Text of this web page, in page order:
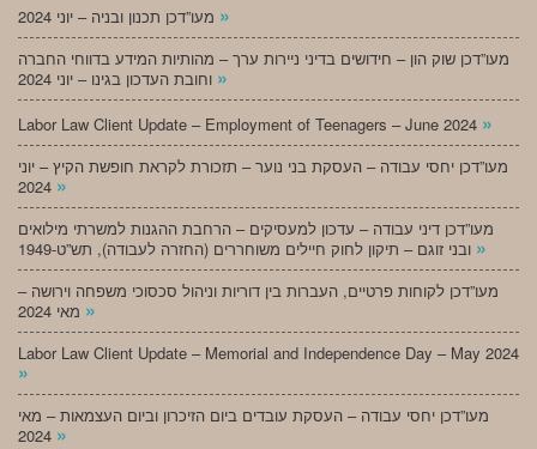
»
מעו”דכן שוק הון – חידושים בדיני ניירות ערך – מהותיות המידע בדווחי החברה
»
Labor Law Client Update – Employment of Teenagers – June 2024 »
מעו”דכן יחסי עבודה – העסקת בני נוער – תזכורת לקראת חופשת הקיץ – יוני
»
מעו”דכן דיני עבודה – עדכון למעסיקים – הרחבת ההגנות למשרתי מילואים
»
מעו”דכן לקוחות פרטיים, העברות בין דוריות וניהול סכסוכי משפחה וירושה –
»
Labor Law Client Update – Memorial and Independence Day – May 2024
»
מעו”דכן יחסי עבודה – העסקת עובדים ביום הזיכרון וביום העצמאות – מאי
»